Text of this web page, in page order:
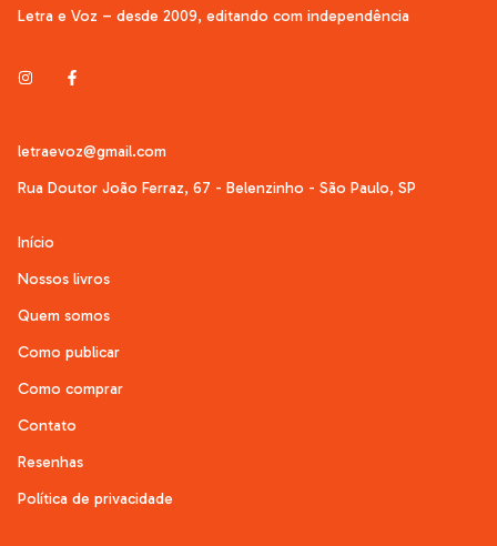
Letra e Voz – desde 2009, editando com independência
letraevoz@gmail.com
Rua Doutor João Ferraz, 67 - Belenzinho - São Paulo, SP
Início
Nossos livros
Quem somos
Como publicar
Como comprar
Contato
Resenhas
Política de privacidade